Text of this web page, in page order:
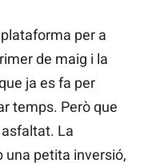
per a
de maig i la
ja es fa per
temps. Però que
La
una petita inversió,